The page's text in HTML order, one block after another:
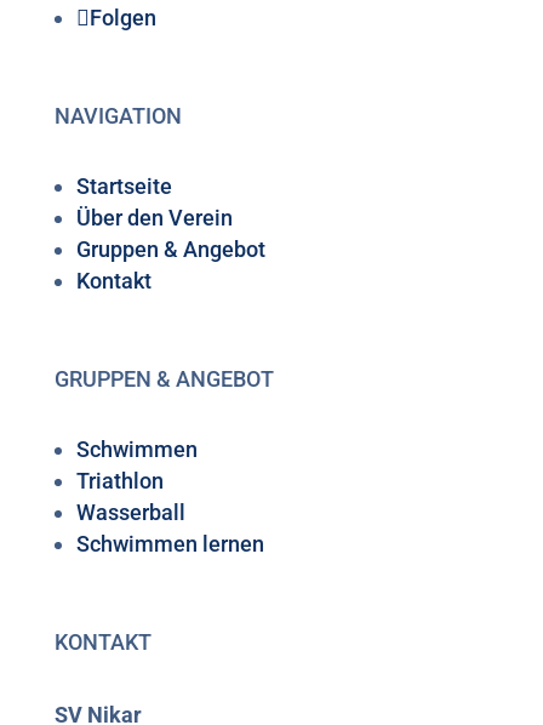
Folgen
NAVIGATION
Startseite
Über den Verein
Gruppen & Angebot
Kontakt
GRUPPEN & ANGEBOT
Schwimmen
Triathlon
Wasserball
Schwimmen lernen
KONTAKT
SV Nikar